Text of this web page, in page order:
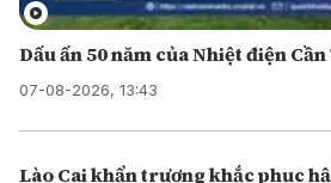
Dấu ấn 50 năm của Nhiệt điện
07-08-2026, 13:43
Lào Cai khẩn trương khắc phục